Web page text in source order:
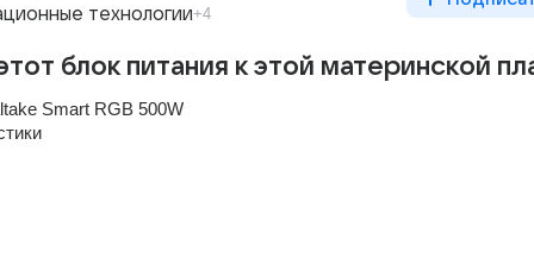
технологии+4
блок питания к этой материнской
Smart RGB 500W